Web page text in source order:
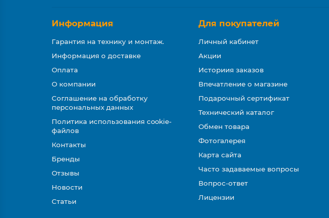
Информация
Гарантия на технику и монтаж.
Информация о доставке
Оплата
О компании
Соглашение на обработку
персональных данных
Политика использования cookie-
файлов
Контакты
Бренды
Отзывы
Новости
Статьи
Для покупателей
Личный кабинет
Акции
Историия заказов
Впечатление о магазине
Подарочный сертификат
Технический каталог
Обмен товара
Фотогалерея
Карта сайта
Часто задаваемые вопросы
Вопрос-ответ
Лицензии